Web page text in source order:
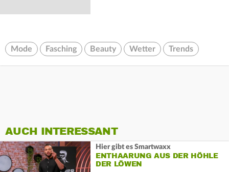
Mode Fasching Beauty Wetter Trends
AUCH INTERESSANT
Hier gibt es Smartwaxx
ENTHAARUNG AUS DER HÖHLE
DER LÖWEN